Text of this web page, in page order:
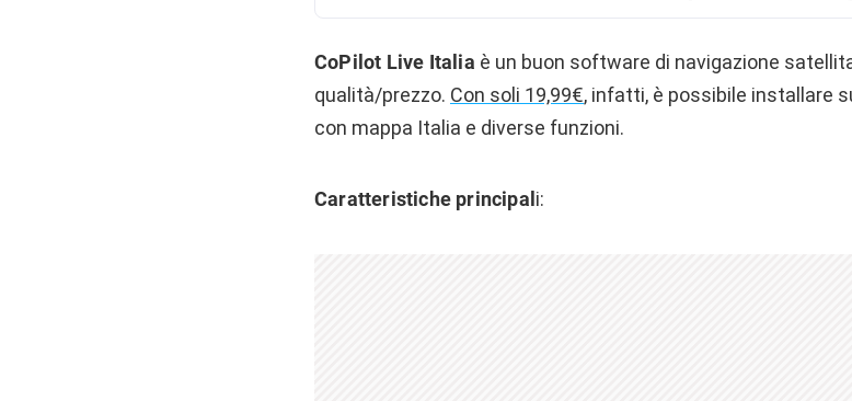
CoPilot Live Italia è un buon software di navigazione
qualità/prezzo. Con soli 19,99€, infatti, è possibile installare
con mappa Italia e diverse funzioni.
Caratteristiche principali: